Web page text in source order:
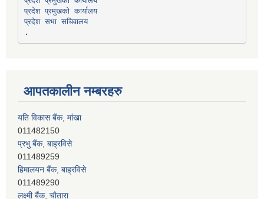
प्रदेश प्रमुखको कार्यालय
प्रदेश सभा सचिवालय
आपतकालीन नम्बरहरु
यति विकास बैंक, मांखा
प्रभु बैंक, बाह्रविसे
011489259
हिमालयन बैंक, बाह्रविसे
011489290
लक्ष्मी बैंक, चाैतारा
011620404